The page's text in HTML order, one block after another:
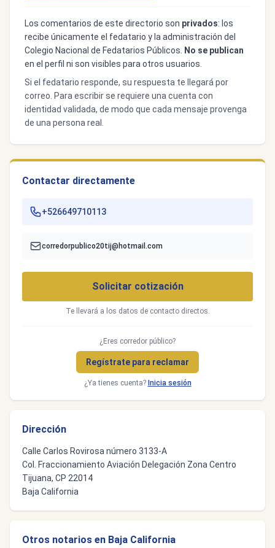
Los comentarios de este directorio son privados: los
recibe únicamente el fedatario y la administración del
Colegio Nacional de Fedatarios Públicos.
No se publican
en el perfil ni son visibles para otros usuarios.
Si el fedatario responde, su respuesta te llegará por
correo. Para escribir se requiere una cuenta con
identidad validada, de modo que cada mensaje provenga
de una persona real.
Contactar directamente
+526649710113
corredorpublico20tij@hotmail.com
Solicitar cotización
Te llevará a los datos de contacto directos.
¿Eres corredor público?
Regístrate para reclamar
¿Ya tienes cuenta? Inicia sesión
Dirección
Calle Carlos Rovirosa número 3133-A
Col. Fraccionamiento Aviación Delegación Zona Centro
Tijuana, CP 22014
Baja California
Otros notarios en Baja California